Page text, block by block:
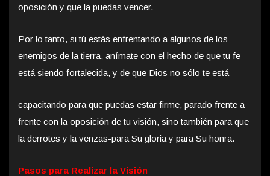
oposición y que la puedas vencer.
Por lo tanto, si tú estás enfrentando a algunos de los
enemigos de la tierra, anímate con el hecho de que tu fe
está siendo fortalecida, y de que Dios no sólo te está
capacitando para que puedas estar firme, parado frente a
frente con la oposición de tu visión, sino también para que
la derrotes y la venzas-para Su gloria y para Su honra.
Pasos para Realizar la Visión